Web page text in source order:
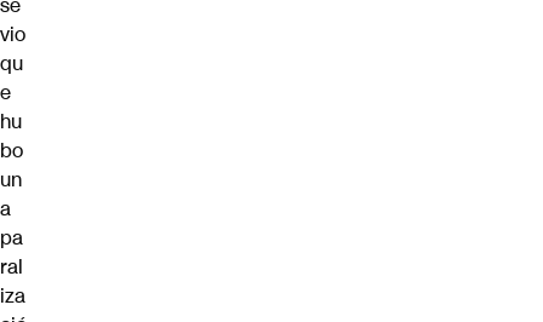
vio
qu
e
hu
bo
un
a
pa
ral
iza